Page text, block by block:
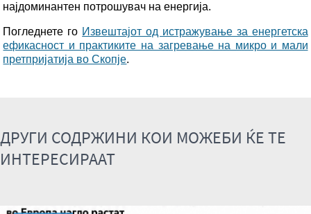
најдоминантен потрошувач на енергија.
Погледнете го Извештајот од истражување за енергетска
ефикасност и практиките на загревање на микро и мали
претпријатија во Скопје.
ДРУГИ СОДРЖИНИ КОИ МОЖЕБИ ЌЕ ТЕ
ИНТЕРЕСИРААТ